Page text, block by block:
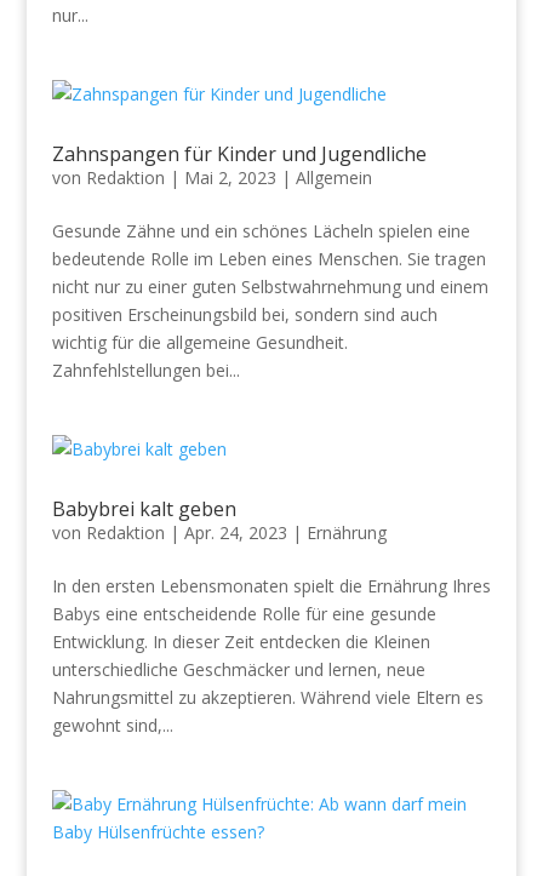
nur...
Zahnspangen für Kinder und Jugendliche
von Redaktion | Mai 2, 2023 | Allgemein
Gesunde Zähne und ein schönes Lächeln spielen eine
bedeutende Rolle im Leben eines Menschen. Sie tragen
nicht nur zu einer guten Selbstwahrnehmung und einem
positiven Erscheinungsbild bei, sondern sind auch
wichtig für die allgemeine Gesundheit.
Zahnfehlstellungen bei...
Babybrei kalt geben
von Redaktion | Apr. 24, 2023 | Ernährung
In den ersten Lebensmonaten spielt die Ernährung Ihres
Babys eine entscheidende Rolle für eine gesunde
Entwicklung. In dieser Zeit entdecken die Kleinen
unterschiedliche Geschmäcker und lernen, neue
Nahrungsmittel zu akzeptieren. Während viele Eltern es
gewohnt sind,...